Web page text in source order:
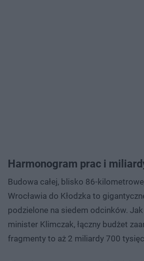
Harmonogram prac i
Budowa całej, blisko 86-
Wrocławia do Kłodzka to
podzielone na siedem odcinków.
minister Klimczak, łączny budżet
fragmenty to aż 2 miliardy 700